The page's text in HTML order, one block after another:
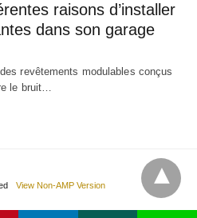
raisons d’installer
dans son garage
revêtements modulables conçus
le bruit…
View Non-AMP Version